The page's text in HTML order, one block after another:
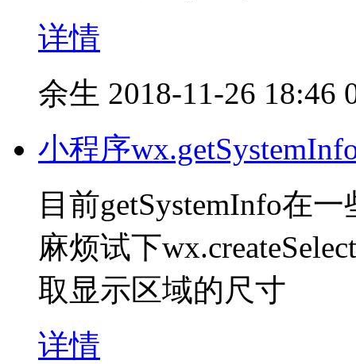
详情
余生 2018-11-26 18:46
小程序
目前getSystemInfo在
麻烦试下
取显示区域的尺寸
详情